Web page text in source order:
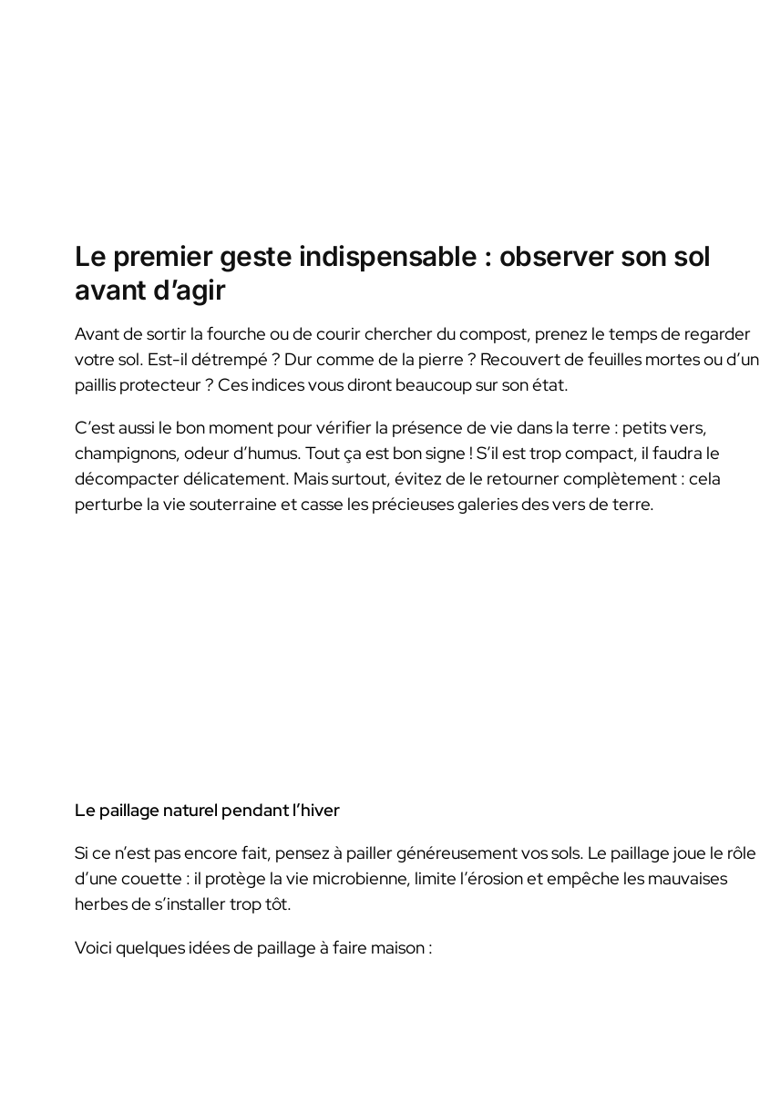
Le premier geste indispensable : observer son sol
avant d’agir
Avant de sortir la fourche ou de courir chercher du compost, prenez le temps de regarder
votre sol. Est-il détrempé ? Dur comme de la pierre ? Recouvert de feuilles mortes ou d’un
paillis protecteur ? Ces indices vous diront beaucoup sur son état.
C’est aussi le bon moment pour vérifier la présence de vie dans la terre : petits vers,
champignons, odeur d’humus. Tout ça est bon signe ! S’il est trop compact, il faudra le
décompacter délicatement. Mais surtout, évitez de le retourner complètement : cela
perturbe la vie souterraine et casse les précieuses galeries des vers de terre.
Le paillage naturel pendant l’hiver
Si ce n’est pas encore fait, pensez à pailler généreusement vos sols. Le paillage joue le rôle
d’une couette : il protège la vie microbienne, limite l’érosion et empêche les mauvaises
herbes de s’installer trop tôt.
Voici quelques idées de paillage à faire maison :